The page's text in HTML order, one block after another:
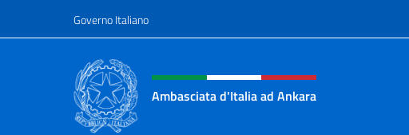
Governo Italiano
Intestazione sito, social e menù
Ambasciata d'Italia ad Ankara